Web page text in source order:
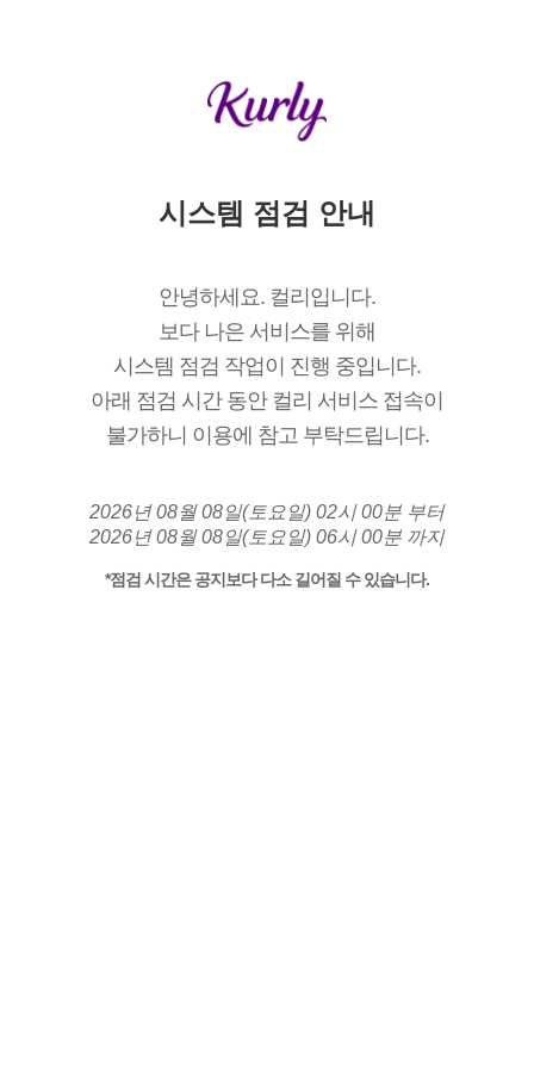
시스템 점검 안내
안녕하세요. 컬리입니다.
보다 나은 서비스를 위해
시스템 점검 작업이 진행 중입니다.
아래 점검 시간 동안 컬리 서비스 접속이
불가하니 이용에 참고 부탁드립니다.
2026년 08월 08일(토요일) 02시 00분 부터
2026년 08월 08일(토요일) 06시 00분 까지
*점검 시간은 공지보다 다소 길어질 수 있습니다.